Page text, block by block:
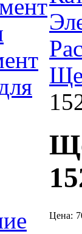
Цена: